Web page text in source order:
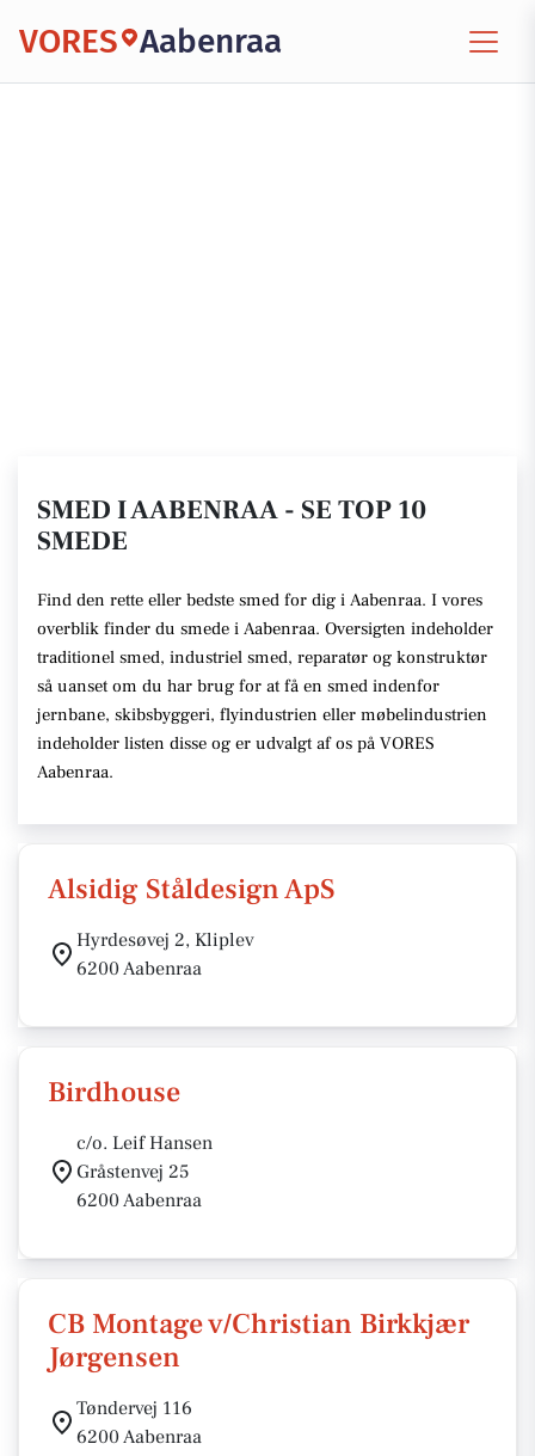
VORES Aabenraa
SMED I AABENRAA - SE TOP 10
SMEDE
Find den rette eller bedste smed for dig i Aabenraa. I vores
overblik finder du smede i Aabenraa. Oversigten indeholder
traditionel smed, industriel smed, reparatør og konstruktør
så uanset om du har brug for at få en smed indenfor
jernbane, skibsbyggeri, flyindustrien eller møbelindustrien
indeholder listen disse og er udvalgt af os på VORES
Aabenraa.
Alsidig Ståldesign ApS
Hyrdesøvej 2, Kliplev
6200 Aabenraa
Birdhouse
c/o. Leif Hansen
Gråstenvej 25
6200 Aabenraa
CB Montage v/Christian Birkkjær
Jørgensen
Tøndervej 116
6200 Aabenraa